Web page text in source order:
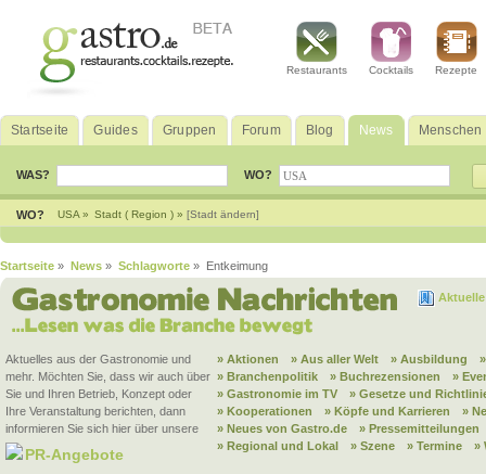
Restaurants Cocktails Rezepte
Startseite Guides Gruppen Forum Blog News Menschen
WAS? WO?
WO? USA » Stadt ( Region ) » [Stadt ändern]
Startseite » News » Schlagworte » Entkeimung
Aktuelles aus der Gastronomie und
mehr. Möchten Sie, dass wir auch über
Sie und Ihren Betrieb, Konzept oder
Ihre Veranstaltung berichten, dann
informieren Sie sich hier über unsere
PR-Angebote
» Aktionen » Aus aller Welt » Ausbildung
» Branchenpolitik
» Buchrezensionen
»
» Gastronomie im TV
» Gesetze und
» Kooperationen
» Köpfe und Karrieren
»
» Neues von Gastro.de
» Pressemitteilungen
» Regional und Lokal
» Szene » Termine »